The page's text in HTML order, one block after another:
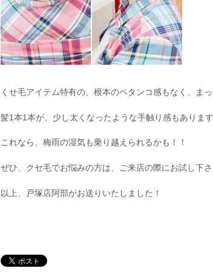
くせ毛アイテム特有の、根本のペタンコ感もなく、ま
髪1本1本が、少し太くなったような手触り感もあります
これなら、梅雨の湿気も乗り越えられるかも！！
ぜひ、クセ毛でお悩みの方は、ご来店の際にお試し下さ
以上、戸塚店阿部がお送りいたしました！